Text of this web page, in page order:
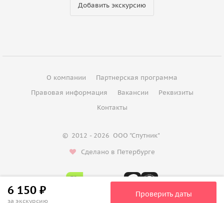
6 150 ₽
за экскурсию
Проверить даты
Добавить экскурсию
О компании
Партнерская программа
Правовая информация
Вакансии
Реквизиты
Контакты
© 2012 - 2026 ООО "Спутник"
Сделано в Петербурге